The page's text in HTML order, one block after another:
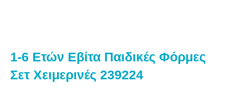
1-6 Eτών Εβίτα Παιδικές Φόρμες
Σετ Χειμερινές 239224